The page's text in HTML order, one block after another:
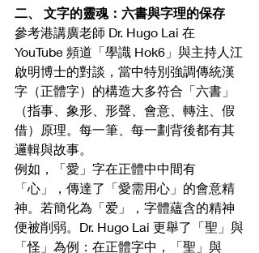
二、 文字的靈魂：六書與字理的保存
參考港講廣老師 Dr. Hugo Lai 在
YouTube 頻道「學識 Hok6」與主持人江
啟明博士的對談，當中特別強調傳統漢
字（正體字）的構造大多符合「六書」
（指事、象形、形聲、會意、轉注、假
借）原理。每一筆、每一劃背後都有其
邏輯與故事。
例如，「愛」字在正體中中間有
「心」，傳達了「愛需用心」的會意精
神。若簡化為「爱」，字體蘊含的精神
便被削弱。Dr. Hugo Lai 更舉了「聖」與
「怪」為例：在正體字中，「聖」與